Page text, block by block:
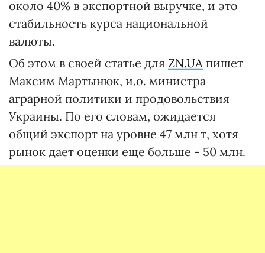
около 40% в экспортной выручке, и это
стабильность курса национальной
валюты.
Об этом в своей статье для ZN.UA пишет
Максим Мартынюк, и.о. министра
аграрной политики и продовольствия
Украины. По его словам, ожидается
общий экспорт на уровне 47 млн т, хотя
рынок дает оценки еще больше - 50 млн.